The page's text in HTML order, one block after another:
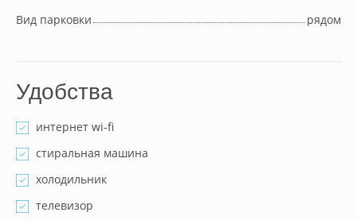
Вид парковки
рядом
Удобства
интернет wi-fi
стиральная машина
холодильник
телевизор